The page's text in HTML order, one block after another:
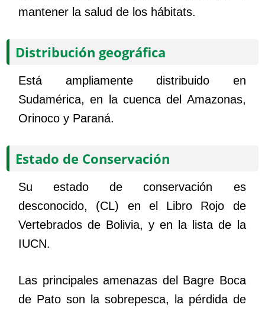
mantener la salud de los hábitats.
Distribución geográfica
Está ampliamente distribuido en
Sudamérica, en la cuenca del Amazonas,
Orinoco y Paraná.
Estado de Conservación
Su estado de conservación es
desconocido, (CL) en el Libro Rojo de
Vertebrados de Bolivia, y en la lista de la
IUCN.
Las principales amenazas del Bagre Boca
de Pato son la sobrepesca, la pérdida de